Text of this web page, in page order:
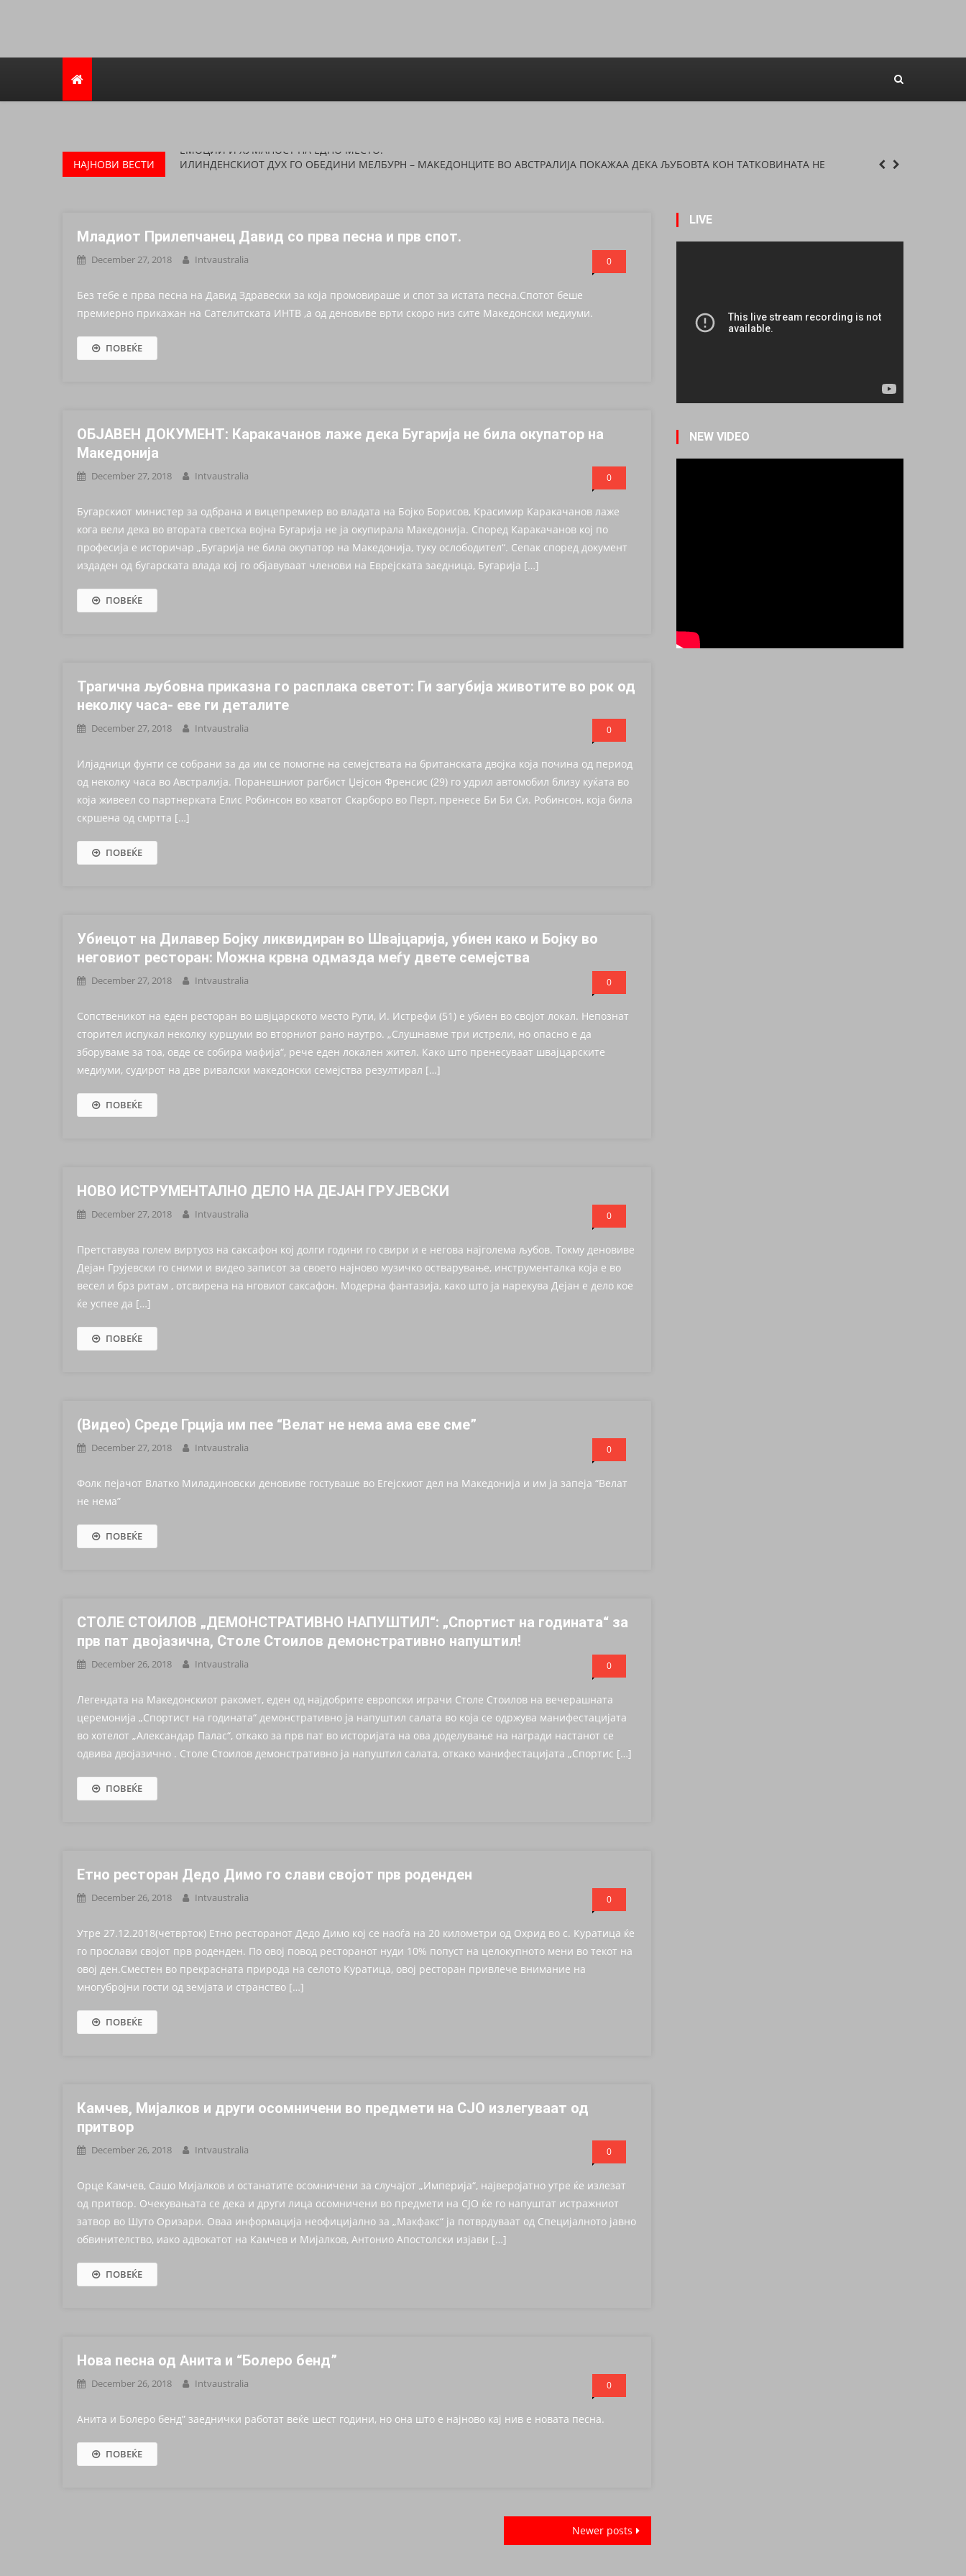
НАЈНОВИ ВЕСТИ
ЕМОЦИИ И ХУМАНОСТ НА ЕДНО МЕСТО!
ИЛИНДЕНСКИОТ ДУХ ГО ОБЕДИНИ МЕЛБУРН – МАКЕДОНЦИТЕ ВО АВСТРАЛИЈА ПОКАЖАА ДЕКА ЉУБОВТА КОН ТАТКОВИНАТА НЕ
Битолската Коњаница „Галоп“ И Уникат Бенд Со Голем Патриотски Подвиг – Преку Музика, Историја И Филм Го Оживеаја Духот На
КОГА ЌЕ ЗАЕЧАТ ЗУРЛИТЕ, ЌЕ ЗАТРОПААТ ТАПАНИТЕ И ЌЕ ЗАВЕЕЕ МАКЕДОНСКОТО ЗНАМЕ – ГАЛОП ТРГНУВА!
ОХРИД ПОВТОРНО ЗАЧЕКОРИ ВО РИТАМОТ НА МАКЕДОНСКАТА ТРАДИЦИЈА: „ИМАT НЕМАT“ ПРЕРАСНА ВО ВИСТИНСКА ПРАЗНИЧНА
МУЗИЧКА ПРИКАЗНА
45 ГОДИНИ ЛЕГЕНДА: ГРУПАТА „КАЛЕ“ ГО ПОДГОТВУВА НАЈГОЛЕМИОТ ЈУБИЛЕЕН КОНЦЕРТ ВО МАКЕДОНСКИ БРОД – МУЗИКА,
Младиот Прилепчанец Давид со прва песна и прв спот.
December 27, 2018 Intvaustralia 0
Без тебе е прва песна на Давид Здравески за која промовираше и спот за истата песна.Спотот беше
премиерно прикажан на Сателитската ИНТВ ,а од деновиве врти скоро низ сите Македонски медиуми.
ПОВЕЌЕ
ОБЈАВЕН ДОКУМЕНТ: Каракачанов лаже дека Бугарија не била окупатор на
Македонија
December 27, 2018 Intvaustralia 0
Бугарскиот министер за одбрана и вицепремиер во владата на Бојко Борисов, Крaсимир Каракачанов лаже
кога вели дека во втората светска војна Бугарија не ја окупирала Македонија. Според Каракачанов кој по
професија е историчар „Бугарија не била окупатор на Македонија, туку ослободител“. Сепак според документ
издаден од бугарската влада кој го објавуваат членови на Еврејската заедница, Бугарија […]
ПОВЕЌЕ
Трагична љубовна приказна го расплака светот: Ги загубија животите во рок од
неколку часа- еве ги деталите
December 27, 2018 Intvaustralia 0
Илјадници фунти се собрани за да им се помогне на семејствата на британската двојка која почина од период
од неколку часа во Австралија. Поранешниот рагбист Џејсон Френсис (29) го удрил автомобил близу куќата во
која живеел со партнерката Елис Робинсон во кватот Скарборо во Перт, пренесе Би Би Си. Робинсон, која била
скршена од смртта […]
ПОВЕЌЕ
Убиецот на Дилавер Бојку ликвидиран во Швајцарија, убиен како и Бојку во
неговиот ресторан: Можна крвна одмазда меѓу двете семејства
December 27, 2018 Intvaustralia 0
Сопственикот на еден ресторан во швјцарското место Рути, И. Истрефи (51) е убиен во својот локал. Непознат
сторител испукал неколку куршуми во вторниот рано наутро. „Слушнавме три истрели, но опасно е да
зборуваме за тоа, овде се собира мафија“, рече еден локален жител. Како што пренесуваат швајцарските
медиуми, судирот на две ривалски македонски семејства резултирал […]
ПОВЕЌЕ
НОВО ИСТРУМЕНТАЛНО ДЕЛО НА ДЕЈАН ГРУJЕВСКИ
December 27, 2018 Intvaustralia 0
Претставува голем виртуоз на саксафон кој долги години го свири и е негова најголема љубов. Токму деновиве
Дејан Грујевски го сними и видео записот за своето најново музичко остварување, инструменталка која е во
весел и брз ритам , отсвирена на нговиот саксафон. Модерна фантазија, како што ја нарекува Дејан е дело кое
ќе успее да […]
ПОВЕЌЕ
(Видео) Среде Грција им пее “Велат не нема ама еве сме”
December 27, 2018 Intvaustralia 0
Фолк пејачот Влатко Миладиновски деновиве гостуваше во Егејскиот дел на Македонија и им ја запеја “Велат
не нема”
ПОВЕЌЕ
СТОЛЕ СТОИЛОВ „ДЕМОНСТРАТИВНО НАПУШТИЛ“: „Спортист на годината“ за
прв пат двојазична, Столе Стоилов демонстративно напуштил!
December 26, 2018 Intvaustralia 0
Легендата на Македонскиот ракомет, еден од најдобрите европски играчи Столе Стоилов на вечерашната
церемонија „Спортист на годината“ демонстративно ја напуштил салата во која се одржува манифестацијата
во хотелот „Александар Палас“, откако за прв пат во историјата на ова доделување на награди настанот се
одвива двојазично . Столе Стоилов демонстративно ја напуштил салата, откако манифестацијата „Спортис […]
ПОВЕЌЕ
Етно ресторан Дедо Димо го слави својот прв роденден
December 26, 2018 Intvaustralia 0
Утре 27.12.2018(четврток) Етно ресторанот Дедо Димо кој се наоѓа на 20 километри од Охрид во с. Куратица ќе
го прослави својот прв роденден. По овој повод ресторанот нуди 10% попуст на целокупното мени во текот на
овој ден.Сместен во прекрасната природа на селото Куратица, овој ресторан привлече внимание на
многубројни гости од земјата и странство […]
ПОВЕЌЕ
Камчев, Мијалков и други осомничени во предмети на СЈО излегуваат од
притвор
December 26, 2018 Intvaustralia 0
Орце Камчев, Сашо Мијалков и останатите осомничени за случајот „Империја“, најверојатно утре ќе излезат
од притвор. Очекувањата се дека и други лица осомничени во предмети на СЈО ќе го напуштат истражниот
затвор во Шуто Оризари. Оваа информација неофицијално за „Макфакс“ ја потврдуваат од Специјалното јавно
обвинителство, иако адвокатот на Камчев и Мијалков, Антонио Апостолски изјави […]
ПОВЕЌЕ
Нова песна од Анита и “Болеро бенд”
December 26, 2018 Intvaustralia 0
Анита и Болеро бенд” заеднички работат веќе шест години, но она што е најново кај нив е новата песна.
ПОВЕЌЕ
Newer posts
LIVE
NEW VIDEO